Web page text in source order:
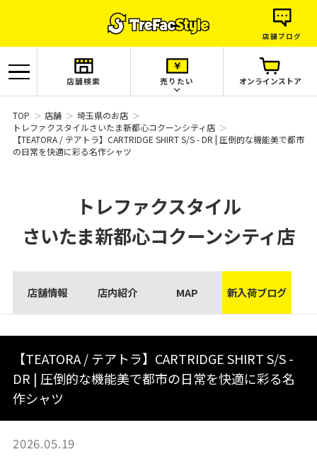
店舗ブログ
店舗検索 売りたい オンラインストア
TOP 店舗
埼玉県のお店
トレファクスタイルさいたま新都心コクーンシティ店
【TEATORA / テアトラ】CARTRIDGE SHIRT S/S - DR | 圧倒的な機能美で都市
の日常を快適に彩る名作シャツ
トレファクスタイル
さいたま新都心コクーンシティ店
店舗情報 店内紹介 MAP 新入荷ブログ
【TEATORA / テアトラ】CARTRIDGE SHIRT S/S -
DR | 圧倒的な機能美で都市の日常を快適に彩る名
作シャツ
2026.05.19